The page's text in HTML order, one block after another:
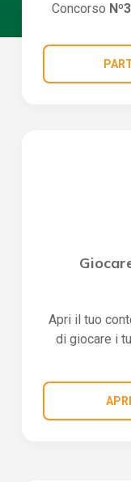
Concorso
Apri il tuo
di giocare i